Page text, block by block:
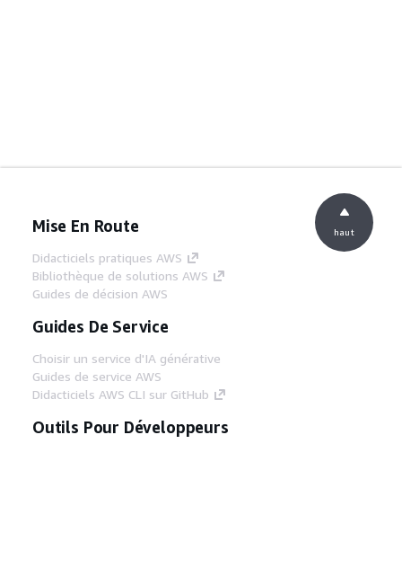
Mise En Route
Didacticiels pratiques AWS
Bibliothèque de solutions AWS
Guides de décision AWS
Guides De Service
Choisir un service d'IA générative
Guides de service AWS
Didacticiels AWS CLI sur GitHub
Outils Pour Développeurs
haut